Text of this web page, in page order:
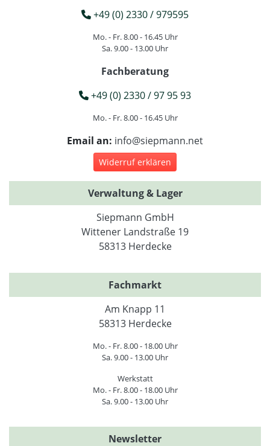
+49 (0) 2330 / 979595
Mo. - Fr. 8.00 - 16.45 Uhr
Sa. 9.00 - 13.00 Uhr
Fachberatung
+49 (0) 2330 / 97 95 93
Mo. - Fr. 8.00 - 16.45 Uhr
Email an: info@siepmann.net
Widerruf erklären
Verwaltung & Lager
Siepmann GmbH
Wittener Landstraße 19
58313 Herdecke
Fachmarkt
Am Knapp 11
58313 Herdecke
Mo. - Fr. 8.00 - 18.00 Uhr
Sa. 9.00 - 13.00 Uhr
Werkstatt
Mo. - Fr. 8.00 - 18.00 Uhr
Sa. 9.00 - 13.00 Uhr
Newsletter